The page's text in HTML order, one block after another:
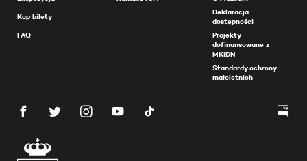
Kup bilety
FAQ
Deklaracja
dostępności
Projekty
dofinansowane z
MKiDN
Standardy ochrony
małoletnich